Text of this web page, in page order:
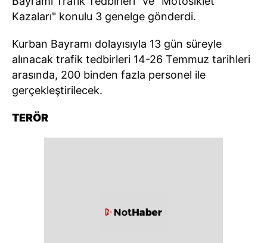
Kazaları" konulu 3 genelge gönderdi.
Kurban Bayramı dolayısıyla 13 gün süreyle
alınacak trafik tedbirleri 14-26 Temmuz tarihleri
arasında, 200 binden fazla personel ile
gerçekleştirilecek.
TERÖR